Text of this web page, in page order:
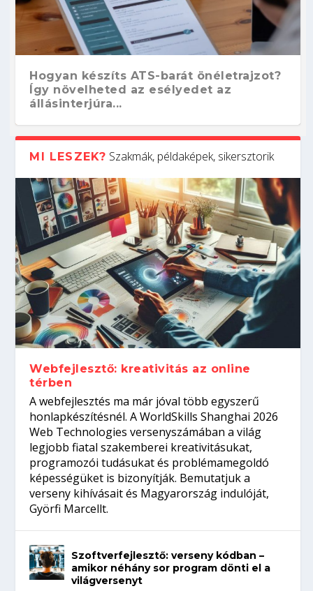
Hogyan készíts ATS-barát önéletrajzot?
Így növelheted az esélyedet az
állásinterjúra...
Kitalálod, mire használják ezeket a
gépeket?
Nem sikerült az egyetemi felvételi?
Tanulj szakmát!
Szoftverfejlesztő: verseny kódban –
amikor néhány sor program dönti el a
világversenyt...
Digitális detox – hogyan kapcsolódj ki
telefon nélkül?
MI LESZEK? Szakmák, példaképek, sikersztorik
Webfejlesztő: kreativitás az online
térben
A webfejlesztés ma már jóval több egyszerű
honlapkészítésnél. A WorldSkills Shanghai 2026
Web Technologies versenyszámában a világ
legjobb fiatal szakemberei kreativitásukat,
programozói tudásukat és problémamegoldó
képességüket is bizonyítják. Bemutatjuk a
verseny kihívásait és Magyarország indulóját,
Györfi Marcellt.
Szoftverfejlesztő: verseny kódban –
amikor néhány sor program dönti el a
világversenyt